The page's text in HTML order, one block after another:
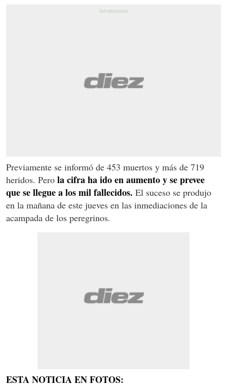
Previamente se informó de 453 muertos y más de 719
heridos. Pero la cifra ha ido en aumento y se prevee
que se llegue a los mil fallecidos. El suceso se produjo
en la mañana de este jueves en las inmediaciones de la
acampada de los peregrinos.
ESTA NOTICIA EN FOTOS: